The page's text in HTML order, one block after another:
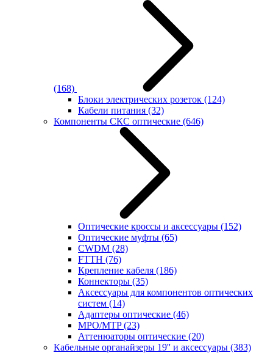
(168)
Блоки электрических розеток (124)
Кабели питания (32)
Компоненты СКС оптические (646)
Оптические кроссы и аксессуары (152)
Оптические муфты (65)
CWDM (28)
FTTH (76)
Крепление кабеля (186)
Коннекторы (35)
Аксессуары для компонентов оптических
систем (14)
Адаптеры оптические (46)
MPO/MTP(23)
Аттенюаторы оптические (20)
Кабельные органайзеры 19'' и аксессуары (383)